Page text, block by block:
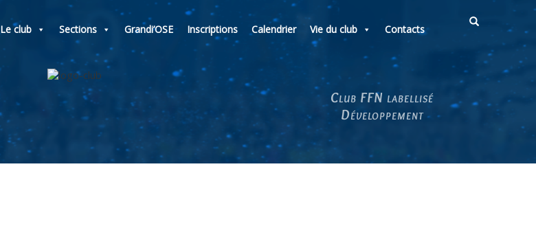
Le club Sections Grandi’OSE Inscriptions Calendrier Vie du club Contacts
Club FFN labellisé
Développement